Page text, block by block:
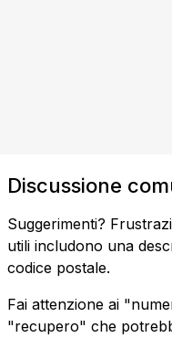
Discussione
Suggerimenti?
utili includono una
codice postale.
Fai attenzione ai
"recupero" che